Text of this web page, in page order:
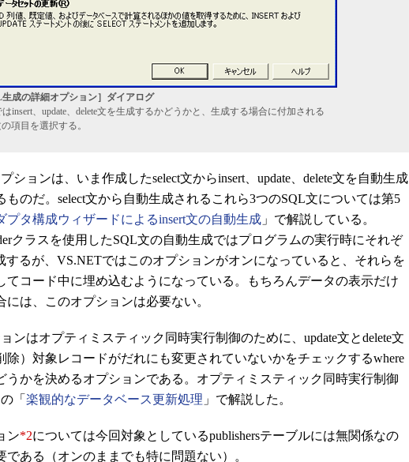
生成の詳細オプション］ダイアログ
はinsert、update、delete文を生成するかどうかと、生成する場合に付加される
項目を選択する。
ションは、いま作成したselect文からinsert、update、delete文を自動生成
ものだ。select文から自動生成されるこれら3つのSQL文については第5
プタ構成ウィザードによるinsert文の自動生成 」で解説している。
クラスを使用したSQL文の自動生成ではプログラムの実行時にそれぞ
するが、VS.NETではこのオプションがオンになっていると、それらを
てコード中に埋め込むようになっている。もちろんデータの表示だけ
には、このオプションは必要ない。
ンはオプティミスティック同時実行制御のために、update文とdelete文
除）対象レコードがだれにも変更されていないかをチェックするwhere
うかを決めるオプションである。オプティミスティック同時実行制御
「 楽観的なデータベース更新処理 」で解説した。
ン*2については今回対象としているpublishersテーブルには無関係なの
である（オンのままでも特に問題ない）。